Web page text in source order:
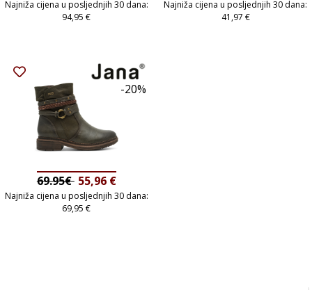
Najniža cijena u posljednjih 30 dana:
94,95€
Najniža cijena u posljednjih 30 dana:
41,97 €
-20%
69.95€ 55,96 €
Najniža cijena u posljednjih 30 dana:
69,95€